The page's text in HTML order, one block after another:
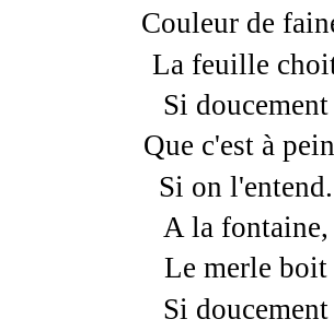
Couleur de
La feuille
Si doucement
Que c'est à
Si on l'entend.
A la fontaine,
Le merle boit
Si doucement